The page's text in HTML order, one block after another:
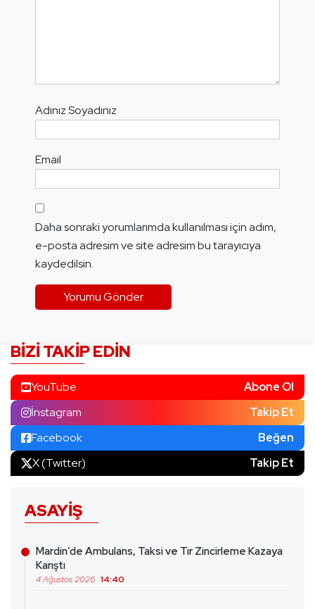
Adınız Soyadınız
Email
Daha sonraki yorumlarımda kullanılması için adım,
e-posta adresim ve site adresim bu tarayıcıya
kaydedilsin.
BIZI TAKIP EDIN
YouTube
Abone Ol
İnstagram
Takip Et
Facebook
Beğen
X (Twitter)
Takip Et
ASAYIŞ
Mardin’de Ambulans, Taksi ve Tır Zincirleme Kazaya
Karıştı
4 Ağustos 2026 14:40